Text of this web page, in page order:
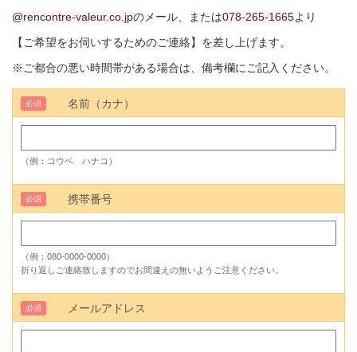
@rencontre-valeur.co.jpのメール、または078-265-1665より
【ご希望をお伺いするためのご連絡】を差し上げます。
※ご都合の悪い時間帯がある場合は、備考欄にご記入ください。
名前（カナ）
必須
（例：コウベ ハナコ）
携帯番号
必須
（例：080-0000-0000）
折り返しご連絡致しますのでお間違えの無いようご注意ください。
メールアドレス
必須